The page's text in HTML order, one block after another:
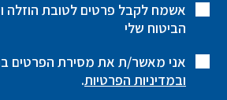
אשמח לקבל פרטים לטובת הוזלה
הביטוח שלי
אני מאשר/ת את מסירת הפרטים
ובמדיניות הפרטיות.